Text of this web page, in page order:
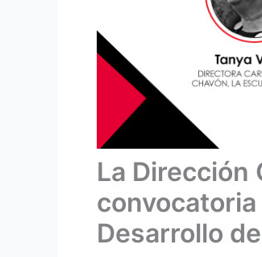
La Dirección
Desarrollo